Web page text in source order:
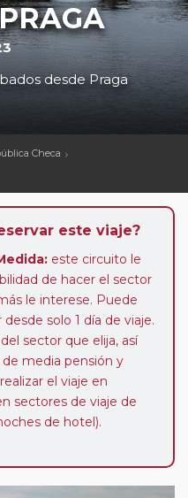
desde Praga
Checa
este viaje?
este circuito le
de hacer el sector
le interese. Puede
solo 1 día de viaje.
sector que elija, así
media pensión y
el viaje en
sectores de viaje de
de hotel).